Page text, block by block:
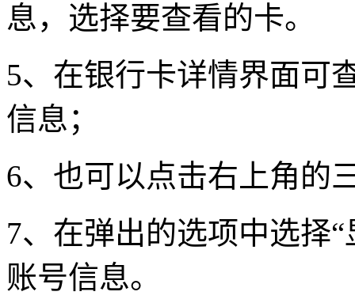
息，选择要查看的卡。
5、在银行卡详情界面可
信息；
6、也可以点击右上角的
7、在弹出的选项中选择
账号信息。